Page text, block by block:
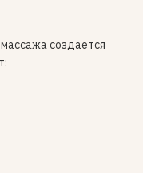
создается